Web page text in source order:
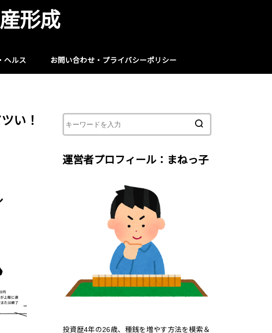
形成
ヘルス お問い合わせ・プライバシーポリシー
い！
運営者プロフィール：まねっ子
投資歴4年の26歳、種銭を増やす方法を模索＆